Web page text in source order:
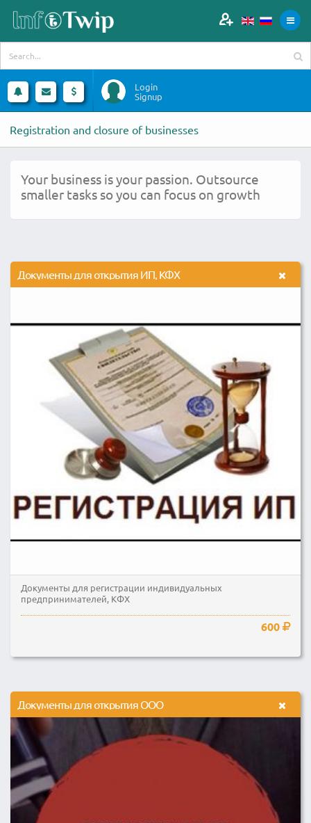
Login
Signup
Registration and closure of businesses
Your business is your passion. Outsource
smaller tasks so you can focus on growth
Документы для открытия ИП, КФХ
Документы для регистрации индивидуальных
предпринимателей, КФХ
600
Документы для открытия ООО